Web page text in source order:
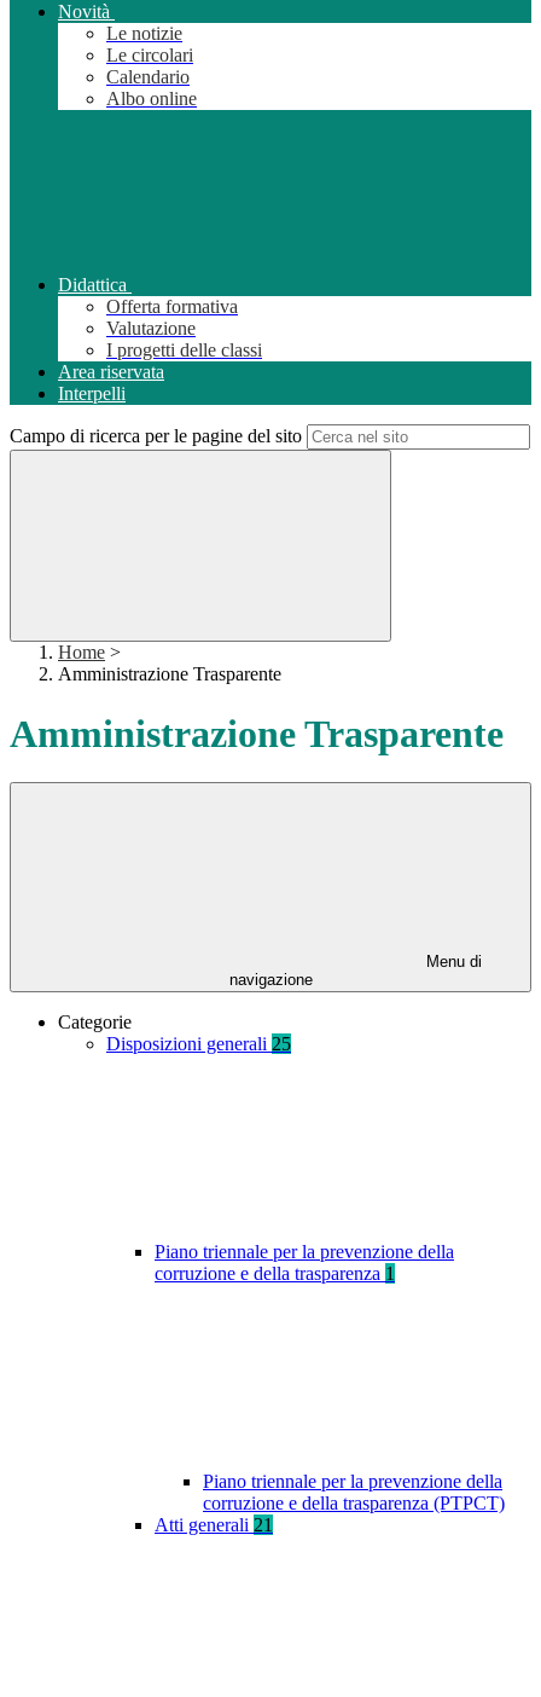
Novità
Le notizie
Le circolari
Calendario
Albo online
Didattica
Offerta formativa
Valutazione
I progetti delle classi
Area riservata
Interpelli
Campo di ricerca per le pagine del sito
Home >
Amministrazione Trasparente
Amministrazione Trasparente
Menu di
navigazione
Categorie
Disposizioni generali 25
Piano triennale per la prevenzione della
corruzione e della trasparenza 1
Piano triennale per la prevenzione della
corruzione e della trasparenza (PTPCT)
Atti generali 21